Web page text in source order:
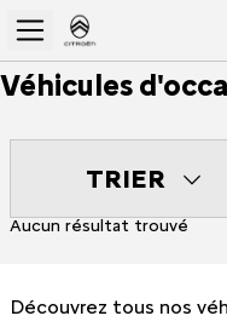
Véhicules
TRIER
Aucun résultat trouvé
Découvrez tous nos